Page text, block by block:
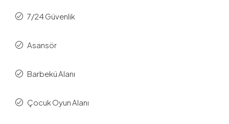
7/24 Güvenlik
Asansör
Barbekü Alanı
Çocuk Oyun Alanı